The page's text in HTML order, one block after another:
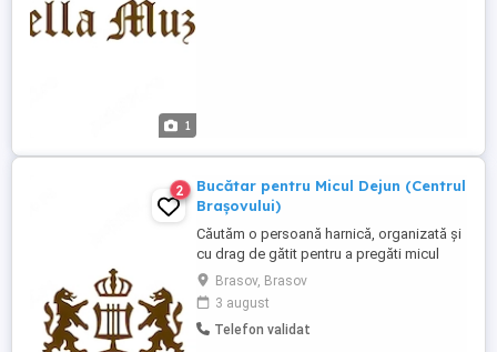
1
2
Bucătar pentru Micul Dejun (Centrul
Brașovului)
Căutăm o persoană harnică, organizată și
cu drag de gătit pentru a pregăti micul
dejun oaspeților noștri! Dacă îți place să
începi ziua devreme, să oferi preparate
proaspete și gustose și să lucrezi într-un
mediu primitor din centrul istoric al
Brasov, Brasov
3 august
Telefon validat